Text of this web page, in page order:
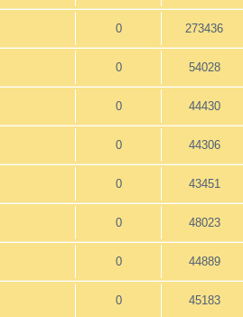
0 273436
0 54028
0 44430
0 44306
0 43451
0 48023
0 44889
0 45183